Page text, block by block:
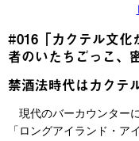
#016「カクテル文化
者のいたちごっこ、
禁酒法時代はカクテ
現代のバーカウンター
「ロングアイランド・ア